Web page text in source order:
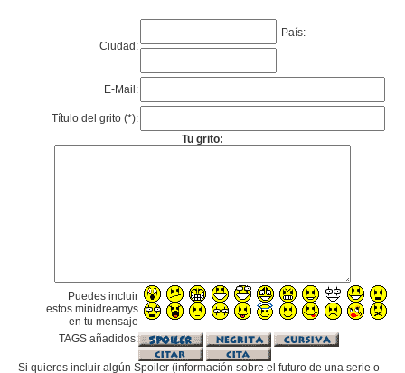
Ciudad:
País:
E-Mail:
Título del grito (*):
Tu grito:
Puedes incluir
estos minidreamys
en tu mensaje
TAGS añadidos:
Si quieres incluir algún Spoiler (información sobre el futuro de una serie o